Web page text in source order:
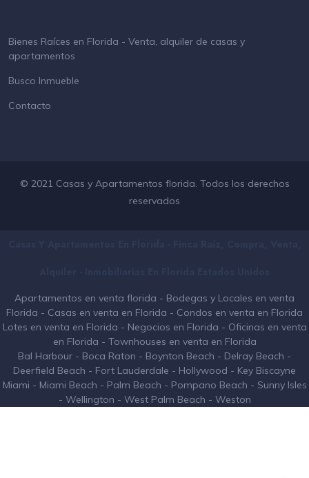
Bienes Raíces en Florida - Venta, alquiler de casas y
apartamentos
Busco Inmueble
Contacto
© 2021 Casas y Apartamentos florida. Todos los derechos
reservados
Apartamentos en venta florida - Bodegas y Locales en venta
Florida - Casas en venta en Florida - Condos en venta en Florida
Lotes en venta en Florida - Negocios en Florida - Oficinas en venta
en Florida - Townhouses en venta en Florida
Bal Harbour - Boca Raton - Boynton Beach - Delray Beach -
Deerfield Beach - Fort Lauderdale - Hollywood - Key Biscayne
Miami - Miami Beach - Palm Beach - Pompano Beach - Sunny Isles
- Wellington - West Palm Beach - Weston